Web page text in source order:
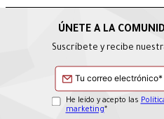
Suscríbete y recibe
He leído y acepto las
marketing*